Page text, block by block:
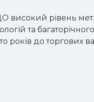
рівень
та
років до торгових